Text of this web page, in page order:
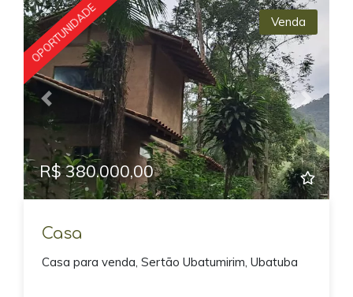
Previous Next
OPORTUNIDADE Venda
R$ 380.000,00
Casa
Casa para venda, Sertão Ubatumirim, Ubatuba